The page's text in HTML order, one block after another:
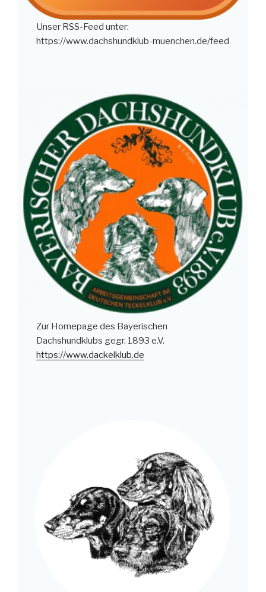
Unser RSS-Feed unter:
https://www.dachshundklub-muenchen.de/feed
Zur Homepage des Bayerischen
Dachshundklubs gegr. 1893 e.V.
https://www.dackelklub.de